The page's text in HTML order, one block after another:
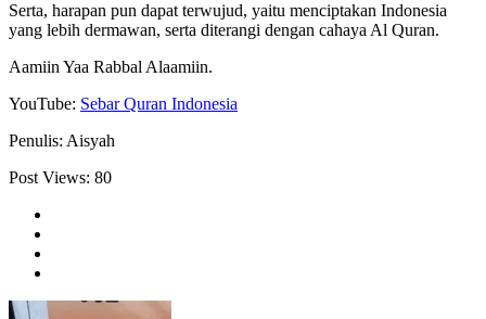
Serta, harapan pun dapat terwujud, yaitu menciptakan Indonesia
yang lebih dermawan, serta diterangi dengan cahaya Al Quran.
Aamiin Yaa Rabbal Alaamiin.
YouTube: Sebar Quran Indonesia
Penulis: Aisyah
Post Views: 80